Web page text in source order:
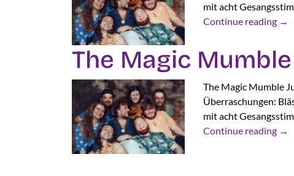
mit acht
Continue reading →
The Magic
The Magic Mumble
Überraschungen:
mit acht
Continue reading →